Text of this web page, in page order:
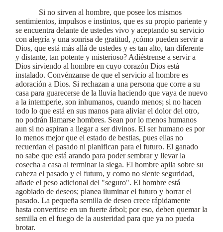
Si no sirven al hombre, que posee los mismos
sentimientos, impulsos e instintos, que es su propio pariente y
se encuentra delante de ustedes vivo y aceptando su servicio
con alegría y una sonrisa de gratitud, ¿cómo pueden servir a
Dios, que está más allá de ustedes y es tan alto, tan diferente
y distante, tan potente y misterioso? Adiéstrense a servir a
Dios sirviendo al hombre en cuyo corazón Dios está
instalado. Convénzanse de que el servicio al hombre es
adoración a Dios. Si rechazan a una persona que corre a su
casa para guarecerse de la lluvia haciendo que vaya de nuevo
a la intemperie, son inhumanos, cuando menos; si no hacen
todo lo que está en sus manos para aliviar el dolor del otro,
no podrán llamarse hombres. Sean por lo menos humanos
aun si no aspiran a llegar a ser divinos. El ser humano es por
lo menos mejor que el estado de bestias, pues ellas no
recuerdan el pasado ni planifican para el futuro. El ganado
no sabe que está arando para poder sembrar y llevar la
cosecha a casa al terminar la siega. El hombre apila sobre su
cabeza el pasado y el futuro, y como no siente seguridad,
añade el peso adicional del "seguro". El hombre está
agobiado de deseos; planea iluminar el futuro y borrar el
pasado. La pequeña semilla de deseo crece rápidamente
hasta convertirse en un fuerte árbol; por eso, deben quemar la
semilla en el fuego de la austeridad para que ya no pueda
brotar.